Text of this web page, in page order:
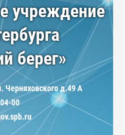
учреждение
берег»
Черняховского д.49 А
00